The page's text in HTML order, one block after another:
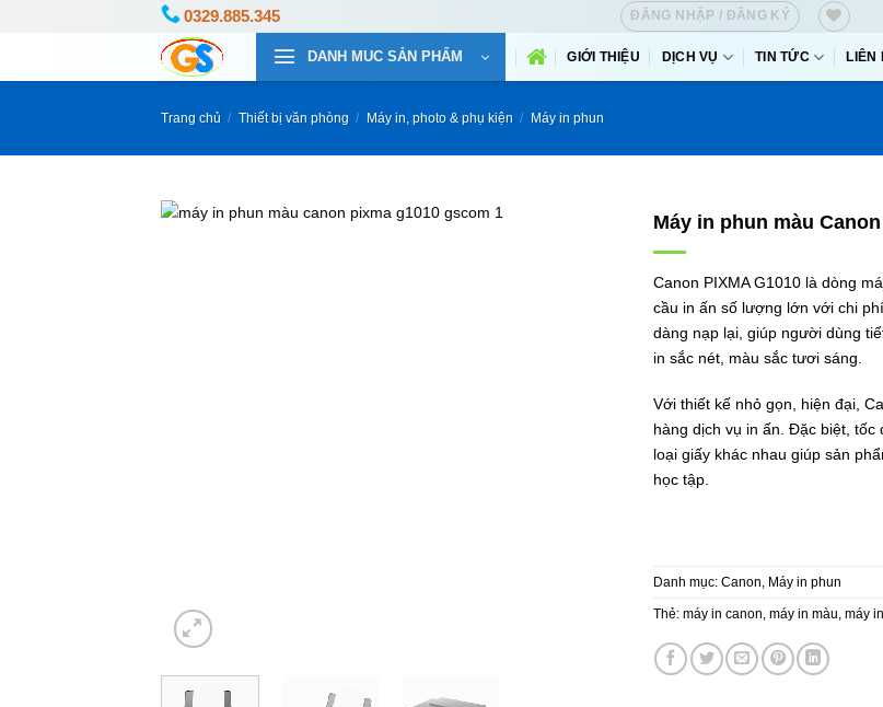
dung
0329.885.345 ĐĂNG NHẬP / ĐĂNG KÝ
DANH MUC SẢN PHẨM GIỚI THIỆU DỊCH VỤ TIN TỨC LIÊN
Trang chủ / Thiết bị văn phòng / Máy in, photo & phụ kiện / Máy in phun
Máy in phun màu Canon
Canon PIXMA G1010 là dòng
cầu in ấn số lượng lớn với chi
dàng nạp lại, giúp người dùng
in sắc nét, màu sắc tươi sáng.
Với thiết kế nhỏ gọn, hiện đại,
hàng dịch vụ in ấn. Đặc biệt, tốc
loại giấy khác nhau giúp sản
học tập.
Danh mục: Canon Máy in phun
Thẻ: máy in canon máy in màu máy